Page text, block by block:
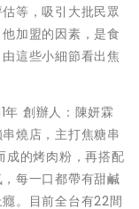
等，吸引大批民眾
加盟的因素，是食
這些小細節看出焦
年 創辦人：陳妍霖
燒店，主打焦糖串
成的烤肉粉，再搭配
每一口都帶有甜鹹
。目前全台有22間